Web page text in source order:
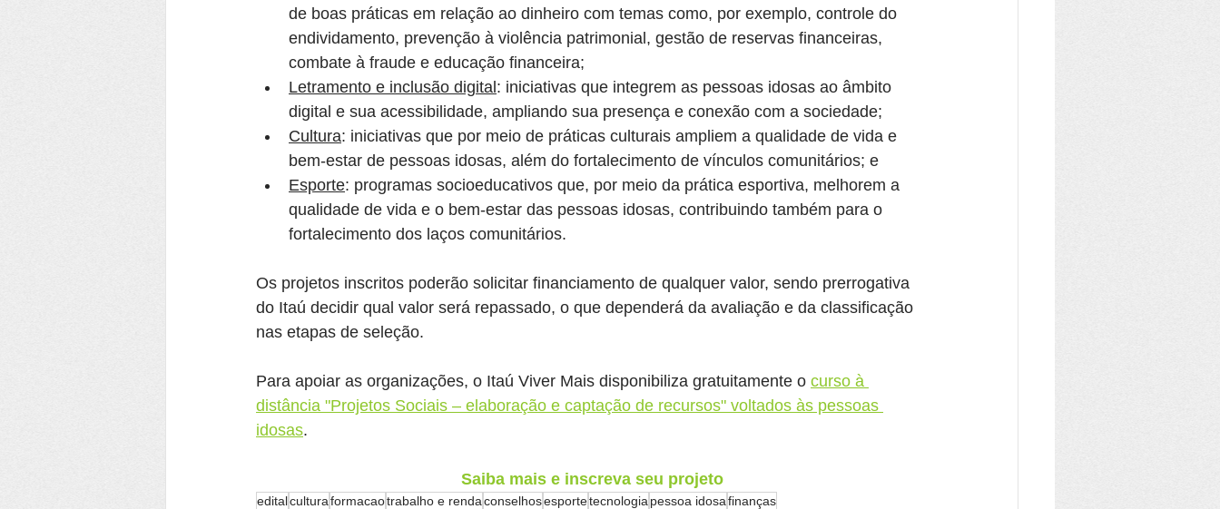
de boas práticas em relação ao dinheiro com temas como, por exemplo, controle do
endividamento, prevenção à violência patrimonial, gestão de reservas financeiras,
combate à fraude e educação financeira;
Letramento e inclusão digital: iniciativas que integrem as pessoas idosas ao âmbito
digital e sua acessibilidade, ampliando sua presença e conexão com a sociedade;
Cultura: iniciativas que por meio de práticas culturais ampliem a qualidade de vida e
bem-estar de pessoas idosas, além do fortalecimento de vínculos comunitários; e
Esporte: programas socioeducativos que, por meio da prática esportiva, melhorem a
qualidade de vida e o bem-estar das pessoas idosas, contribuindo também para o
fortalecimento dos laços comunitários.
Os projetos inscritos poderão solicitar financiamento de qualquer valor, sendo prerrogativa
do Itaú decidir qual valor será repassado, o que dependerá da avaliação e da classificação
nas etapas de seleção.
Para apoiar as organizações, o Itaú Viver Mais disponibiliza gratuitamente o curso à
distância "Projetos Sociais – elaboração e captação de recursos" voltados às pessoas
idosas.
Saiba mais e inscreva seu projeto
editalculturaformacaotrabalho e rendaconselhosesportetecnologia pessoa idosafinanças